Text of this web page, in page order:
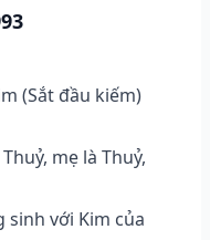
(Sắt đầu kiếm)
mẹ là Thuỷ,
sinh với Kim của